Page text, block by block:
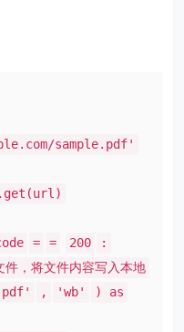
sample.pdf'
= = 200
:
，将文件内容写入本地
, 'wb'
) as